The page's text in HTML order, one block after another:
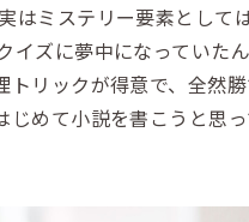
ミステリー要素としては
イズに夢中になっていた
リックが得意で、全然勝
めて小説を書こうと思っ